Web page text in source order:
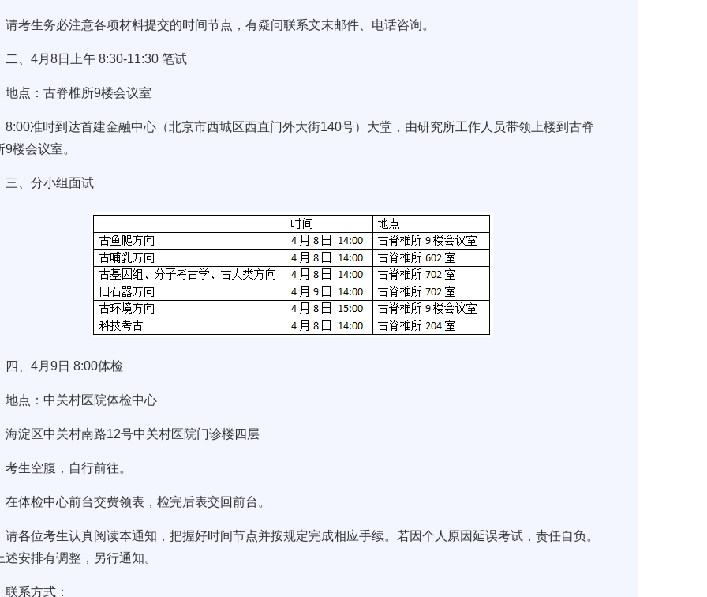
请考生务必注意各项材料提交的时间节点，有疑问联系文末邮件、电话咨询。
二、4月8日上午 8:30-11:30 笔试
地点：古脊椎所9楼会议室
8:00准时到达首建金融中心（北京市西城区西直门外大街140号）大堂，由研究所工作人员带领上楼到古脊
9楼会议室。
三、分小组面试
四、4月9日 8:00体检
地点：中关村医院体检中心
海淀区中关村南路12号中关村医院门诊楼四层
考生空腹，自行前往。
在体检中心前台交费领表，检完后表交回前台。
请各位考生认真阅读本通知，把握好时间节点并按规定完成相应手续。若因个人原因延误考试，责任自负。
述安排有调整，另行通知。
联系方式：